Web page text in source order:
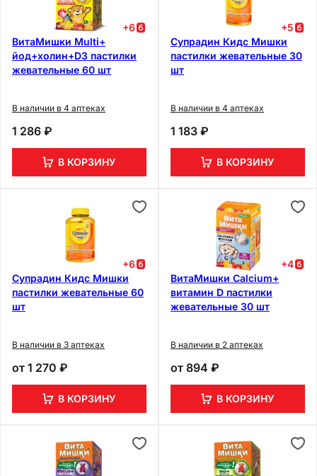
+6
ВитаМишки Multi+
йод+холин+D3 пастилки
жевательные 60 шт
В наличии в 4 аптеках
1 286 ₽
В КОРЗИНУ
+5
Супрадин Кидс Мишки
пастилки жевательные 30
шт
В наличии в 4 аптеках
1 183 ₽
В КОРЗИНУ
+6
Супрадин Кидс Мишки
пастилки жевательные 60
шт
В наличии в 3 аптеках
от 1 270 ₽
В КОРЗИНУ
+4
ВитаМишки Calcium+
витамин D пастилки
жевательные 30 шт
В наличии в 2 аптеках
от 894 ₽
В КОРЗИНУ